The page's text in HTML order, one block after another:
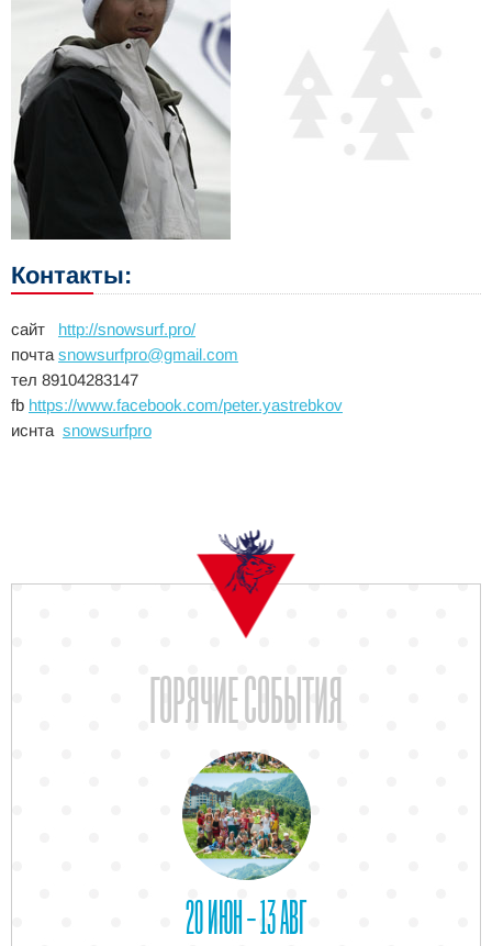
Контакты:
сайт http://snowsurf.pro/
почта snowsurfpro@gmail.com
тел 89104283147
fb https://www.facebook.com/peter.yastrebkov
иснта snowsurfpro
ГОРЯЧИЕ СОБЫТИЯ
20 ИЮН – 13 АВГ